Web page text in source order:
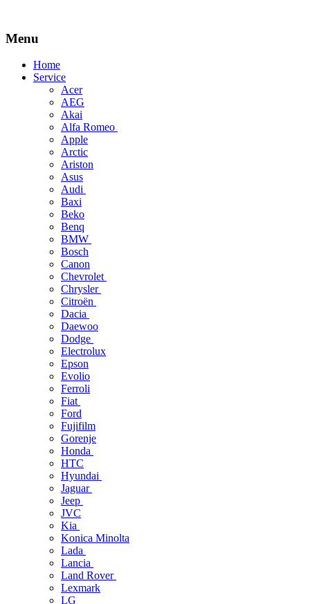
Menu
Skip
Home
Service
Acer
AEG
Akai
Alfa Romeo
Apple
Arctic
Ariston
Asus
Audi
Baxi
Beko
Benq
BMW
Bosch
Canon
Chevrolet
Chrysler
Citroën
Dacia
Daewoo
Dodge
Electrolux
Epson
Evolio
Ferroli
Fiat
Ford
Fujifilm
Gorenje
Honda
HTC
Hyundai
Jaguar
Jeep
JVC
Kia
Konica Minolta
Lada
Lancia
Land Rover
Lexmark
LG